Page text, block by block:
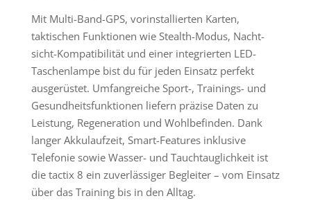
Mit Multi-Band-GPS, vorinstallierten Karten,
taktischen Funktionen wie Stealth-Modus, Nacht­
sicht-Kompatibilität und einer integrierten LED-
Taschenlampe bist du für jeden Einsatz perfekt
ausgerüstet. Umfangreiche Sport-, Trainings- und
Gesundheitsfunktionen liefern präzise Daten zu
Leistung, Regeneration und Wohlbefinden. Dank
langer Akkulaufzeit, Smart-Features inklusive
Telefonie sowie Wasser- und Tauchtauglichkeit ist
die tactix 8 ein zuverlässiger Begleiter – vom Einsatz
über das Training bis in den Alltag.